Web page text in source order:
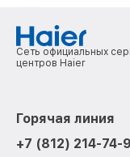
Сеть официальных
центров Haier
Горячая линия
+7 (812) 214-74-